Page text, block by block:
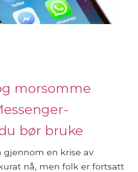
morsomme
bør bruke
gjennom en krise av
nå, men folk er fortsatt